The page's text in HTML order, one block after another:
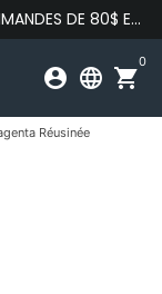
LIVRAISON GRATUITE SUR TOUTES LES COMMANDES DE 80$ ET PLUS
account_circle language shopping_cart
0
Réusinée